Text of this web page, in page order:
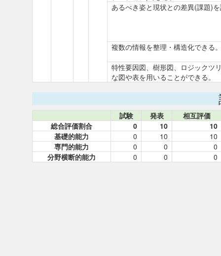
あるべき姿と現状との差異(課題)
複数の情報を整理・構造化できる
特性要因図、樹形図、ロジックツ
な図や表を用いることができる。
試験 発表
相互評価
総合評価割合
0 10
10
基礎的能力
0 10
10
専門的能力
0 0
0
分野横断的能力
0 0 0